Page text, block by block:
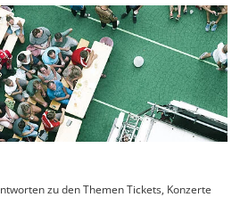
zu den Themen Tickets, Konzerte